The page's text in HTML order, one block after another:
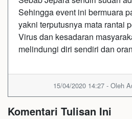
Sehingga event ini bermuara
yakni terputusnya mata rantai
Virus dan kesadaran
melindungi diri sendiri dan
15/04/2020 14:27 - Oleh
Komentari Tulisan Ini